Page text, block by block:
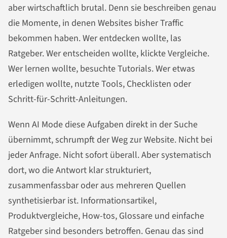
aber wirtschaftlich brutal. Denn sie beschreiben genau
die Momente, in denen Websites bisher Traffic
bekommen haben. Wer entdecken wollte, las
Ratgeber. Wer entscheiden wollte, klickte Vergleiche.
Wer lernen wollte, besuchte Tutorials. Wer etwas
erledigen wollte, nutzte Tools, Checklisten oder
Schritt-für-Schritt-Anleitungen.
Wenn AI Mode diese Aufgaben direkt in der Suche
übernimmt, schrumpft der Weg zur Website. Nicht bei
jeder Anfrage. Nicht sofort überall. Aber systematisch
dort, wo die Antwort klar strukturiert,
zusammenfassbar oder aus mehreren Quellen
synthetisierbar ist. Informationsartikel,
Produktvergleiche, How-tos, Glossare und einfache
Ratgeber sind besonders betroffen. Genau das sind